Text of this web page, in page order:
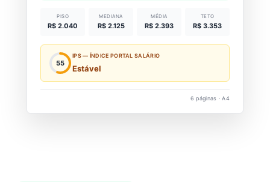
PISO
R$ 2.040
MEDIANA
R$ 2.125
MÉDIA
R$ 2.393
TETO
R$ 3.353
55
IPS — ÍNDICE PORTAL SALÁRIO
Estável
6 páginas · A4